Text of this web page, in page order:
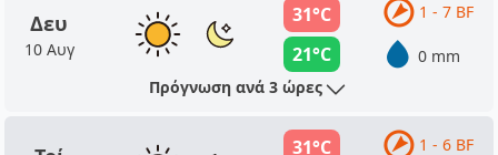
Δευ
10 Αυγ
31°C
21°C
1 - 7 BF
0 mm
Πρόγνωση ανά 3 ώρες
31°C
1 - 6 BF